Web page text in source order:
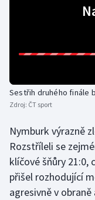
Ragby
Rychlobruslení
Rychlostní
Short track
Sestřih druhého finále
Zdroj: ČT sport
Nymburk výrazně
Rozstříleli se
klíčové šňůry 21:0,
přišel rozhodující
agresivně v